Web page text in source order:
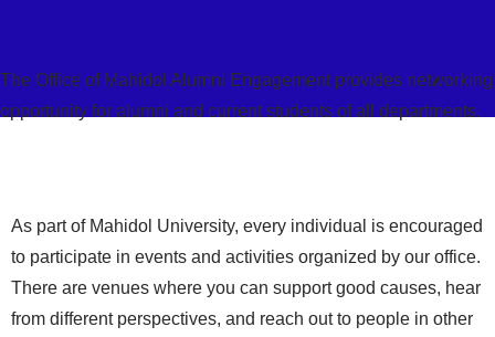
The Office of Mahidol Alumni Engagement provides networking
opportunity for alumni and current students of all departments.
As part of Mahidol University, every individual is encouraged
to participate in events and activities organized by our office.
There are venues where you can support good causes, hear
from different perspectives, and reach out to people in other